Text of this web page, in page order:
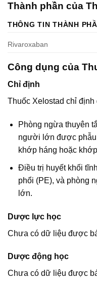
Thành phần của
THÔNG TIN THÀNH
Rivaroxaban
Công dụng của
Chỉ định
Thuốc Xelostad chỉ
Phòng ngừa thuyên
người lớn được phẫu
khớp háng hoặc
Điều trị huyết khối
phổi (PE), và phòng
lớn.
Dược lực học
Chưa có dữ liệu được
Dược động học
Chưa có dữ liệu được